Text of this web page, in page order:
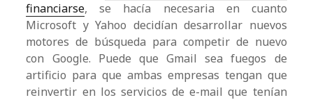
financiarse, se hacía necesaria en cuanto
Microsoft y Yahoo decidían desarrollar nuevos
motores de búsqueda para competir de nuevo
con Google. Puede que Gmail sea fuegos de
artificio para que ambas empresas tengan que
reinvertir en los servicios de e-mail que tenían